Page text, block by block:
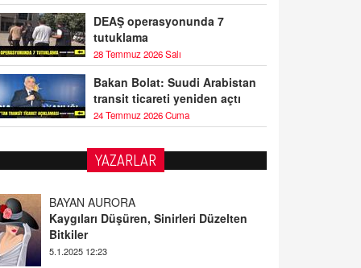
DEAŞ operasyonunda 7
tutuklama
28 Temmuz 2026 Salı
Bakan Bolat: Suudi Arabistan
transit ticareti yeniden açtı
24 Temmuz 2026 Cuma
YAZARLAR
BAYAN AURORA
Kaygıları Düşüren, Sinirleri Düzelten
Bitkiler
5.1.2025 12:23